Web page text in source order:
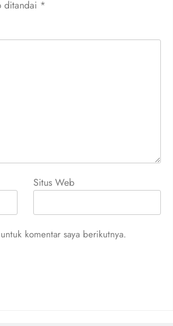
ditandai *
Situs Web
komentar saya berikutnya.